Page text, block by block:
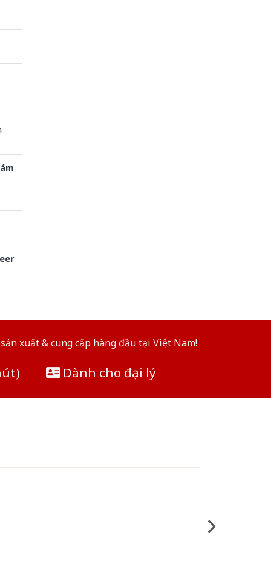
xuất & cung cấp hàng đầu tại Việt Nam!
Dành cho đại lý